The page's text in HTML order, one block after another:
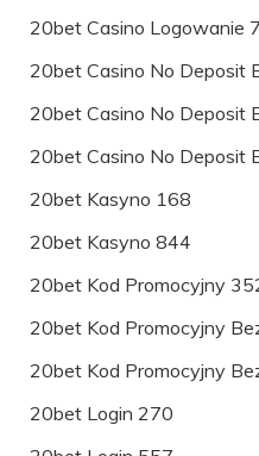
20bet Casino Logowanie
20bet Casino No Deposit
20bet Casino No Deposit
20bet Casino No Deposit
20bet Kasyno 168
20bet Kasyno 844
20bet Kod Promocyjny
20bet Kod Promocyjny
20bet Kod Promocyjny
20bet Login 270